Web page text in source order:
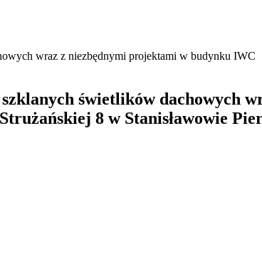
wraz z niezbędnymi projektami w budynku IWC
świetlików dachowych
8 w Stanisławowie